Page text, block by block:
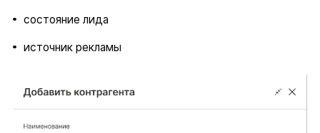
состояние лида
источник рекламы